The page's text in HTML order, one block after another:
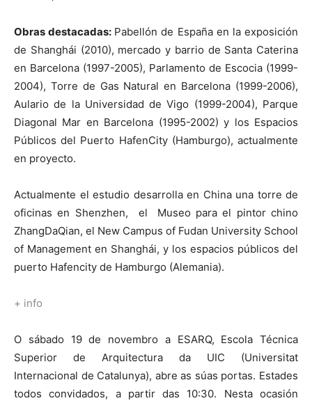
Obras destacadas: Pabellón de España en la exposición
de Shanghái (2010), mercado y barrio de Santa Caterina
en Barcelona (1997-2005), Parlamento de Escocia (1999-
2004), Torre de Gas Natural en Barcelona (1999-2006),
Aulario de la Universidad de Vigo (1999-2004), Parque
Diagonal Mar en Barcelona (1995-2002) y los Espacios
Públicos del Puerto HafenCity (Hamburgo), actualmente
en proyecto.
Actualmente el estudio desarrolla en China una torre de
oficinas en Shenzhen, el Museo para el pintor chino
ZhangDaQian, el New Campus of Fudan University School
of Management en Shanghái, y los espacios públicos del
puerto Hafencity de Hamburgo (Alemania).
+ info
O sábado 19 de novembro a ESARQ, Escola Técnica
Superior de Arquitectura da UIC (Universitat
Internacional de Catalunya), abre as súas portas. Estades
todos convidados, a partir das 10:30. Nesta ocasión